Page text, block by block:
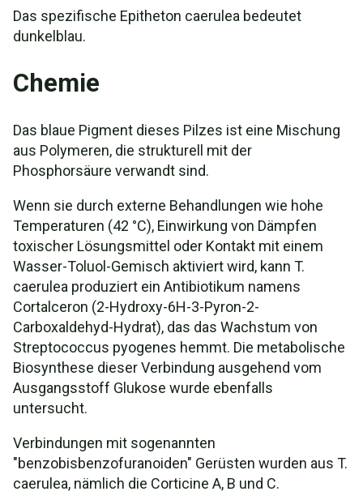
Das spezifische Epitheton caerulea bedeutet
dunkelblau.
Chemie
Das blaue Pigment dieses Pilzes ist eine Mischung
aus Polymeren, die strukturell mit der
Phosphorsäure verwandt sind.
Wenn sie durch externe Behandlungen wie hohe
Temperaturen (42 °C), Einwirkung von Dämpfen
toxischer Lösungsmittel oder Kontakt mit einem
Wasser-Toluol-Gemisch aktiviert wird, kann T.
caerulea produziert ein Antibiotikum namens
Cortalceron (2-Hydroxy-6H-3-Pyron-2-
Carboxaldehyd-Hydrat), das das Wachstum von
Streptococcus pyogenes hemmt. Die metabolische
Biosynthese dieser Verbindung ausgehend vom
Ausgangsstoff Glukose wurde ebenfalls
untersucht.
Verbindungen mit sogenannten
"benzobisbenzofuranoiden" Gerüsten wurden aus T.
caerulea, nämlich die Corticine A, B und C.